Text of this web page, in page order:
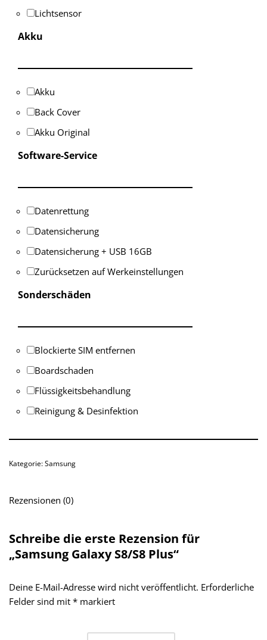
Lichtsensor
Akku
Akku
Back Cover
Akku Original
Software-Service
Datenrettung
Datensicherung
Datensicherung + USB 16GB
Zurücksetzen auf Werkeinstellungen
Sonderschäden
Blockierte SIM entfernen
Boardschaden
Flüssigkeitsbehandlung
Reinigung & Desinfektion
Kategorie:Samsung
Rezensionen (0)
Schreibe die erste Rezension für
„Samsung Galaxy S8/S8 Plus“
Deine E-Mail-Adresse wird nicht veröffentlicht. Erforderliche
Felder sind mit * markiert